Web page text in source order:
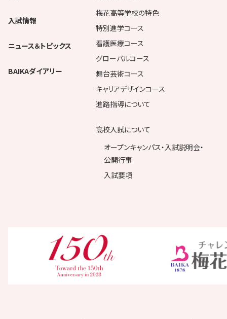
入試情報
ニュース＆トピックス
BAIKAダイアリー
梅花高等学校の特色
特別進学コース
看護医療コース
グローバルコース
舞台芸術コース
キャリアデザインコース
進路指導について
高校入試について
オープンキャンパス・入試説明会・
公開行事
入試要項